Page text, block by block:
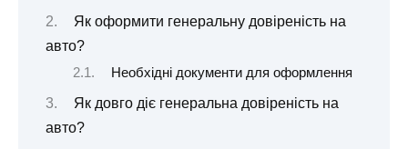
Як оформити генеральну довіреність на
авто?
Необхідні документи для оформлення
Як довго діє генеральна довіреність на
авто?